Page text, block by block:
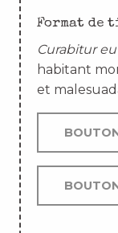
Format de
Curabitur
habitant
et